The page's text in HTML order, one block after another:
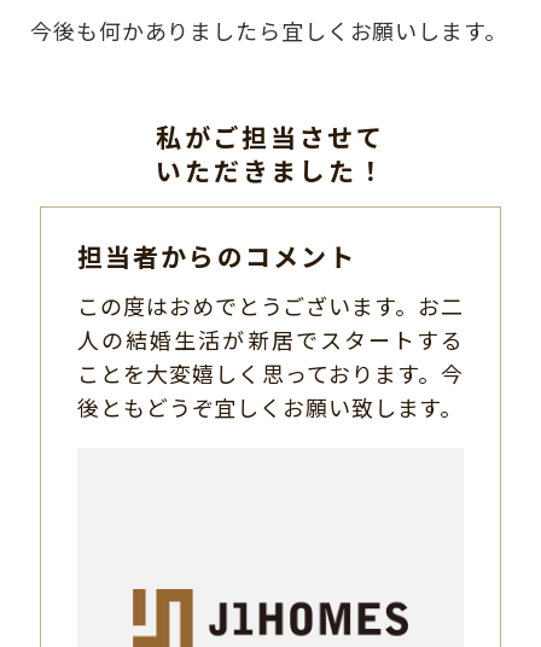
今後も何かありましたら宜しくお願いします。
私がご担当させて
いただきました！
担当者からのコメント
この度はおめでとうございます。お二
人の結婚生活が新居でスタートする
ことを大変嬉しく思っております。今
後ともどうぞ宜しくお願い致します。